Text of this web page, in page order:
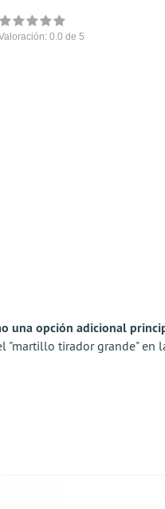
0.0 de 5
una opción adicional
tirador grande" en